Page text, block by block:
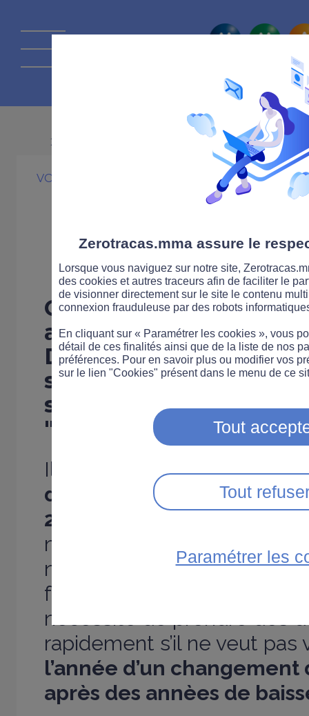
La route
26 MARS 2009
VOITURE
Bientôt plus
pour signaler
C’est en tout cas une
actuellement.Elle est
Dominique
secrétaire d’Etat aux
s’il s’agit aujourd’hui
"
interrogation à titre
Il est vrai qu’il y a urgence :
d’accidentologie sont
2006
mois se sont soldés par un
nombre de morts et de
françaises. Le nouveau
nécessité de prendre des
rapidement s’il ne veut
l’année d’un
après des annèes de
Zerotracas.mma assure le
Lorsque vous naviguez sur notre site,
des cookies et autres traceurs afin de faciliter le
de visionner directement sur le site le contenu
connexion frauduleuse par des robots
En cliquant sur « Paramétrer les cookies », vous
détail de ces finalités ainsi que de la liste de nos
préférences. Pour en savoir plus ou modifier vos
sur le lien "Cookies" présent dans le menu de ce
Tout
Tout
Paramétrer les